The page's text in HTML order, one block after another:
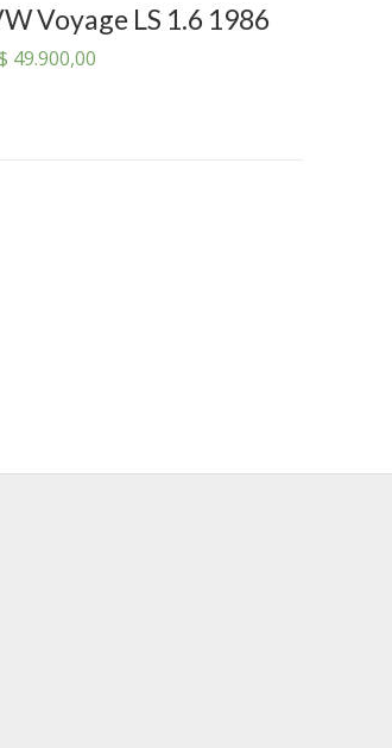
Voyage LS 1.6 1986
49.900,00